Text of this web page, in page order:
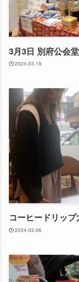
3月3日 別府公会
2024.03.19
コーヒードリップ
2024.03.06